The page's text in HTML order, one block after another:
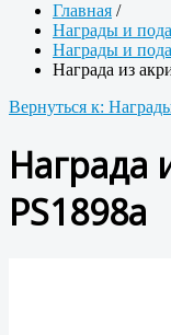
Главная /
Награды и
Награды и
Награда из
Вернуться к:
Награда
PS1898a